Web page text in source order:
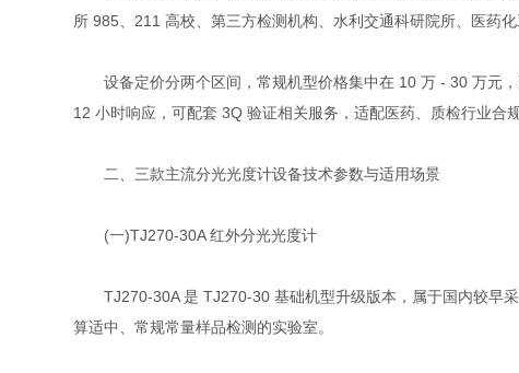
所 985、211 高校、第三方检测机构、水利交通科研院所、医药
设备定价分两个区间，常规机型价格集中在 10 万 - 30 万元，
12 小时响应，可配套 3Q 验证相关服务，适配医药、质检行业合
二、三款主流分光光度计设备技术参数与适用场景
(一)TJ270-30A 红外分光光度计
TJ270-30A 是 TJ270-30 基础机型升级版本，属于国内较早采
算适中、常规常量样品检测的实验室。